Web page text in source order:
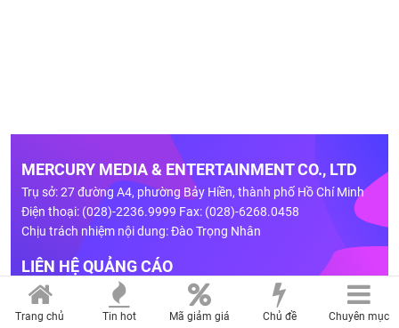
MERCURY MEDIA & ENTERTAINMENT CO., LTD
Trụ sở: 27 đường A4, phường Bảy Hiền, thành phố Hồ Chí Minh
Điện thoại: (028)-2236.9999 Fax: (028)-6268.0458
Chịu trách nhiệm nội dung: Đào Trọng Nhân
LIÊN HỆ QUẢNG CÁO
Hotline: 0909 750 307
Email:
quangcao@mercurymedia.com.vn
Trang chủ Tin hot Mã giảm giá Chủ đề Chuyên mục